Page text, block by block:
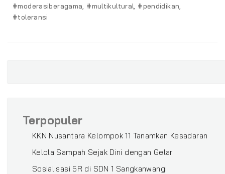
on
#moderasiberagama
#multikultural #pendidikan
#toleransi
Terpopuler
KKN Nusantara Kelompok 11 Tanamkan Kesadaran
Kelola Sampah Sejak Dini dengan Gelar
Sosialisasi 5R di SDN 1 Sangkanwangi